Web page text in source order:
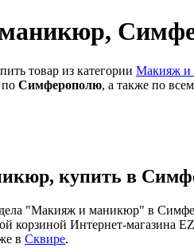
товар из категории Макияж и
Симферополю, а также по
купить в
"Макияж и маникюр" в
корзиной Интернет-магазина
в Сквире.